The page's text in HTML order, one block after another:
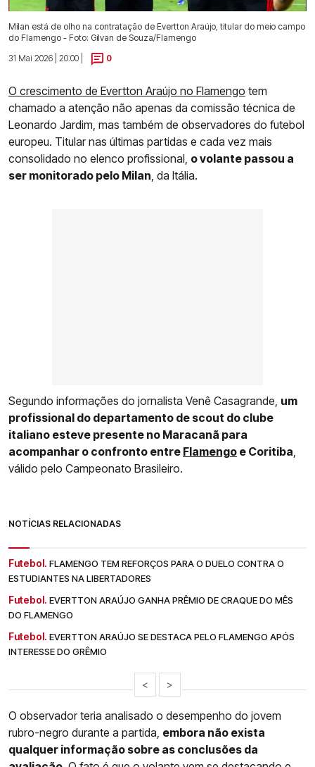
Milan está de olho na contratação de Evertton Araújo, titular do meio campo
do Flamengo - Foto: Gilvan de Souza/Flamengo
31 Mai 2026 | 20:00 |
0
O crescimento de Evertton Araújo no Flamengo tem
chamado a atenção não apenas da comissão técnica de
Leonardo Jardim, mas também de observadores do futebol
europeu. Titular nas últimas partidas e cada vez mais
consolidado no elenco profissional, o volante passou a
ser monitorado pelo Milan , da Itália.
Segundo informações do jornalista Venê Casagrande, um
profissional do departamento de scout do clube
italiano esteve presente no Maracanã para
acompanhar o confronto entre Flamengo e Coritiba
válido pelo Campeonato Brasileiro.
NOTÍCIAS RELACIONADAS
Futebol. FLAMENGO TEM REFORÇOS PARA O DUELO CONTRA O
ESTUDIANTES NA LIBERTADORES
Futebol. EVERTTON ARAÚJO GANHA PRÊMIO DE CRAQUE DO MÊS
DO FLAMENGO
Futebol. EVERTTON ARAÚJO SE DESTACA PELO FLAMENGO APÓS
INTERESSE DO GRÊMIO
< >
O observador teria analisado o desempenho do jovem
rubro-negro durante a partida, embora não exista
qualquer informação sobre as conclusões da